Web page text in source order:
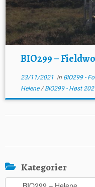
BIO299 –
23/11/2021in BIO299 -
Helene/BIO299 - Høst
Kategorier
Kategorier